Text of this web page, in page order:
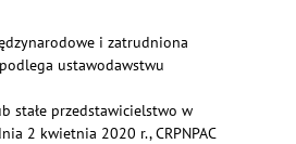
i zatrudniona
ustawodawstwu
stałe przedstawicielstwo w
2 kwietnia 2020 r., CRPNPAC